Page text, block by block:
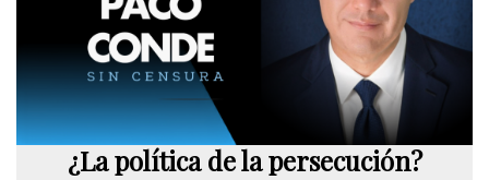
¿La política de la persecución?